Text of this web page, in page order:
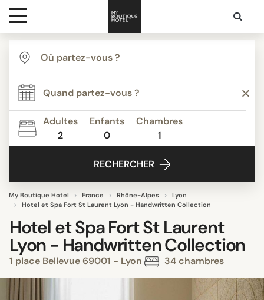
Destinations
Inspiration
Media
Adultes
2
Enfants
0
Chambres
1
RECHERCHER
My Boutique Hotel France Rhône-Alpes
Lyon
Hotel et Spa Fort St Laurent Lyon - Handwritten Collection
Hotel et Spa Fort St Laurent
Lyon - Handwritten Collection
1 place Bellevue 69001 - Lyon 34 chambres